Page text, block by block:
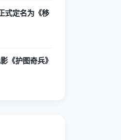
式定名为《移
《护图奇兵》